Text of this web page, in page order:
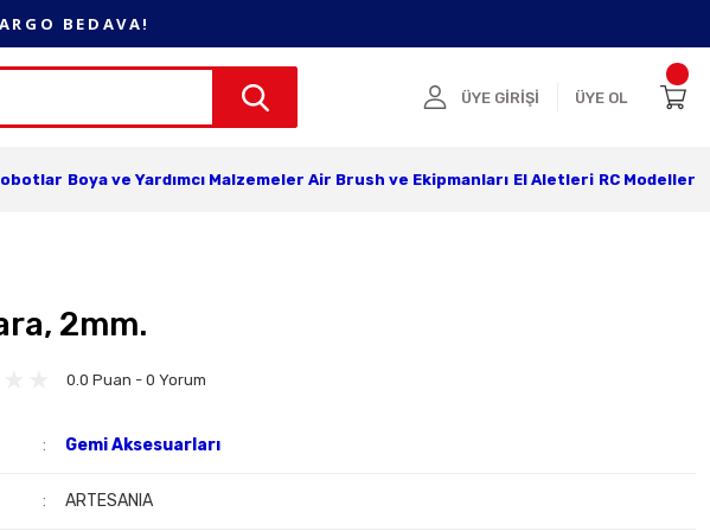
BEDAVA!
ÜYE GİRİŞİ ÜYE OL
Boya ve Yardımcı Malzemeler Air Brush ve Ekipmanları El Aletleri RC Modeller
2mm.
0.0 Puan - 0 Yorum
Gemi Aksesuarları
ARTESANIA